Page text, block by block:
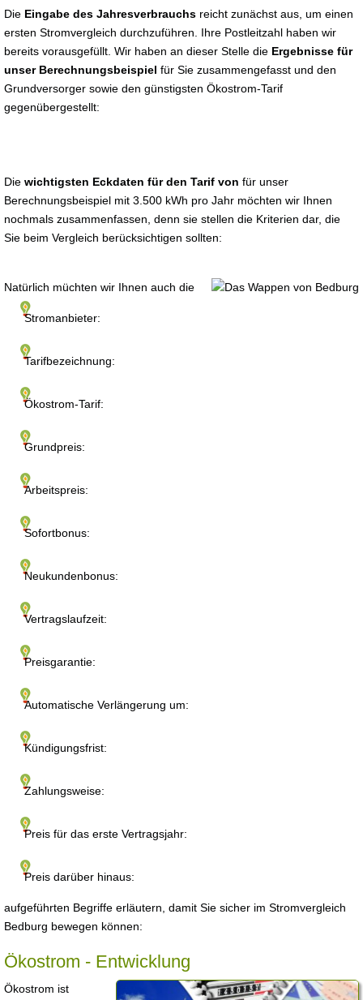
Die Eingabe des Jahresverbrauchs reicht zunächst aus, um einen
ersten Stromvergleich durchzuführen. Ihre Postleitzahl haben wir
bereits vorausgefüllt. Wir haben an dieser Stelle die Ergebnisse für
unser Berechnungsbeispiel für Sie zusammengefasst und den
Grundversorger sowie den günstigsten Ökostrom-Tarif
gegenübergestellt:
Die wichtigsten Eckdaten für den Tarif von für unser
Berechnungsbeispiel mit 3.500 kWh pro Jahr möchten wir Ihnen
nochmals zusammenfassen, denn sie stellen die Kriterien dar, die
Sie beim Vergleich berücksichtigen sollten:
Stromanbieter:
Tarifbezeichnung:
Ökostrom-Tarif:
Grundpreis:
Arbeitspreis:
Sofortbonus:
Neukundenbonus:
Vertragslaufzeit:
Preisgarantie:
Automatische Verlängerung um:
Kündigungsfrist:
Zahlungsweise:
Preis für das erste Vertragsjahr:
Preis darüber hinaus:
Natürlich müchten wir Ihnen auch die
aufgeführten Begriffe erläutern, damit Sie sicher im Stromvergleich
Bedburg bewegen können:
Ökostrom - Entwicklung
Ökostrom ist